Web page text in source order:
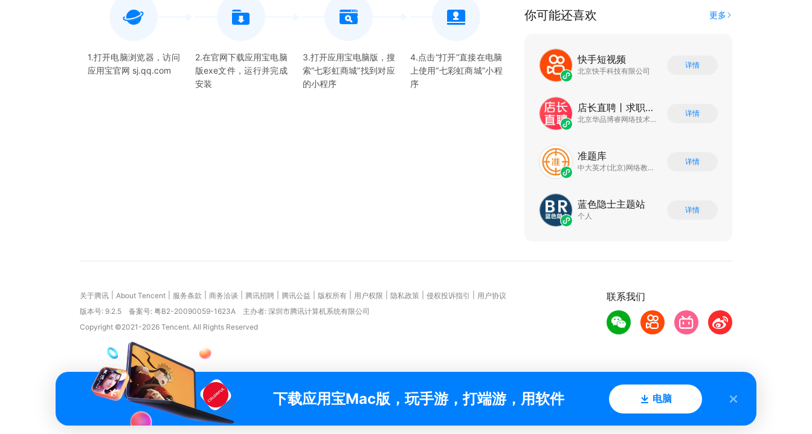
1.打开电脑浏览器，访问
应用宝官网 sj.qq.com
2.在官网下载应用宝电脑
版exe文件，运行并完成
安装
3.打开应用宝电脑版，搜
索“七彩虹商城”找到对应
的小程序
4.点击“打开”直接在电脑
上使用“七彩虹商城”小程
序
你可能还喜欢 更多
快手短视频
北京快手科技有限公司
详情
店长直聘丨求职招聘找工作
北京华品博睿网络技术有限公司
详情
准题库
中大英才(北京)网络教育科技有限公司
详情
蓝色隐士主题站
个人
详情
联系我们
关于腾讯 About Tencent 服务条款 商务洽谈 腾讯招聘 腾讯公益 版权所有 用户权限 隐私政策 侵权投诉指引
用户协议
版本号: 9.2.5 备案号: 粤B2-20090059-1623A
主办者: 深圳市腾讯计算机系统有限公司
Copyright ©2021-2026 Tencent. All Rights Reserved
下载应用宝Mac版，玩手游，打端游，用软件 电脑